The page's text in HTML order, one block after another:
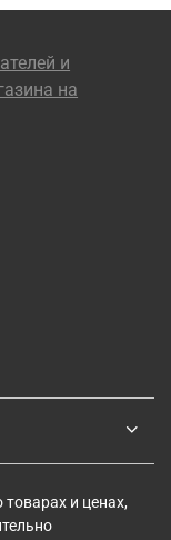
и ценах,